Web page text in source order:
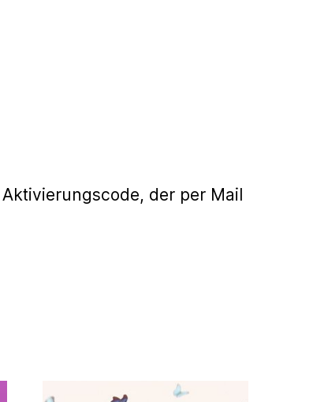
der per Mail